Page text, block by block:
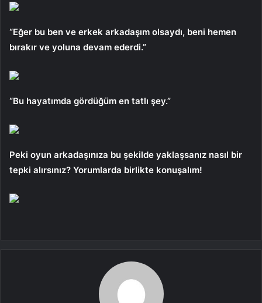
“Eğer bu ben ve erkek arkadaşım olsaydı, beni hemen
bırakır ve yoluna devam ederdi.”
“Bu hayatımda gördüğüm en tatlı şey.”
Peki oyun arkadaşınıza bu şekilde yaklaşsanız nasıl bir
tepki alırsınız? Yorumlarda birlikte konuşalım!